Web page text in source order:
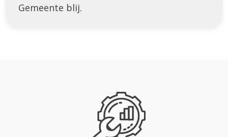
Gemeente blij.